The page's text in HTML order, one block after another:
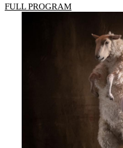
FULL PROGRAM